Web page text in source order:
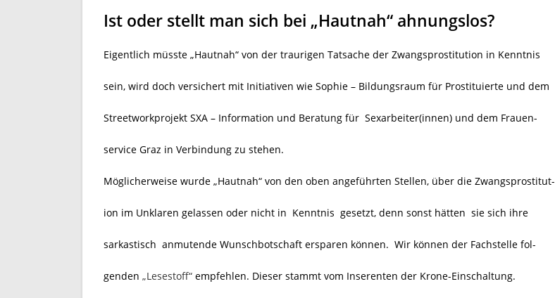
Ist oder stellt man sich bei „Hautnah“ ahnungslos?
Eigentlich müsste „Hautnah“ von der traurigen Tatsache der Zwangsprostitution in Kenntnis
sein, wird doch versichert mit Initiativen wie Sophie – Bildungsraum für Prostituierte und dem
Streetworkprojekt SXA – Information und Beratung für Sexarbeiter(innen) und dem Frauen-
service Graz in Verbindung zu stehen.
Möglicherweise wurde „Hautnah“ von den oben angeführten Stellen, über die Zwangsprostitut-
ion im Unklaren gelassen oder nicht in Kenntnis gesetzt, denn sonst hätten sie sich ihre
sarkastisch anmutende Wunschbotschaft ersparen können. Wir können der Fachstelle fol-
genden „Lesestoff“ empfehlen. Dieser stammt vom Inserenten der Krone-Einschaltung.